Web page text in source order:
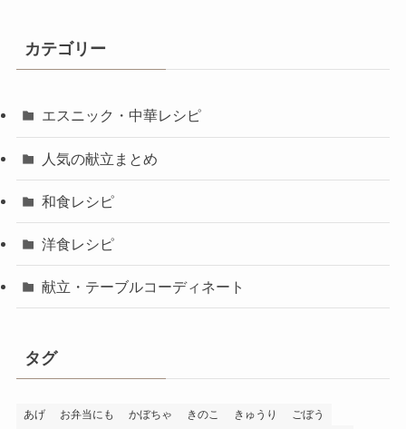
カテゴリー
エスニック・中華レシピ
人気の献立まとめ
和食レシピ
洋食レシピ
献立・テーブルコーディネート
タグ
あげ お弁当にも かぼちゃ きのこ きゅうり
ごぼう